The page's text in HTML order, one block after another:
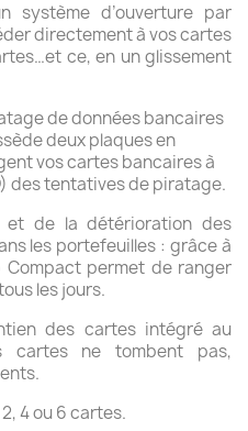
système d’ouverture par
directement à vos cartes
ce, en un glissement
de données bancaires
deux plaques en
vos cartes bancaires à
des tentatives de piratage.
et de la détérioration des
les portefeuilles : grâce à
permet de ranger
les jours.
des cartes intégré au
cartes ne tombent pas,
4 ou 6 cartes.